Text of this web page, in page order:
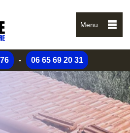
Menu
- 06 65 69 20 31